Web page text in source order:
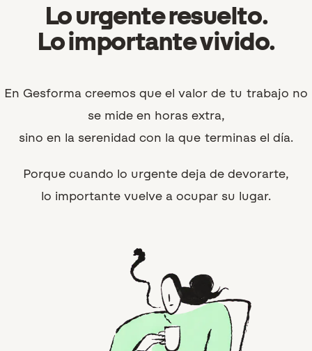
Lo urgente resuelto.
Lo importante vivido.
En Gesforma creemos que el valor de tu trabajo no
se mide en horas extra,
sino en la serenidad con la que terminas el día.
Porque cuando lo urgente deja de devorarte,
lo importante vuelve a ocupar su lugar.